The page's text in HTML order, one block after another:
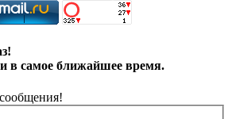
в самое ближайшее время.